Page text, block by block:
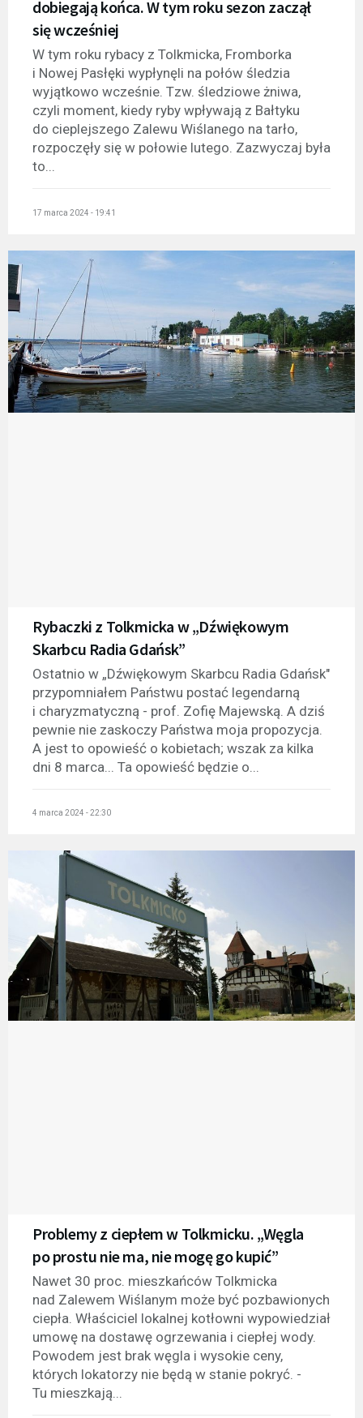
dobiegają końca. W tym roku sezon zaczął
się wcześniej
W tym roku rybacy z Tolkmicka, Fromborka
i Nowej Pasłęki wypłynęli na połów śledzia
wyjątkowo wcześnie. Tzw. śledziowe żniwa,
czyli moment, kiedy ryby wpływają z Bałtyku
do cieplejszego Zalewu Wiślanego na tarło,
rozpoczęły się w połowie lutego. Zazwyczaj była
to...
17 marca 2024 - 19:41
Rybaczki z Tolkmicka w „Dźwiękowym
Skarbcu Radia Gdańsk”
Ostatnio w „Dźwiękowym Skarbcu Radia Gdańsk"
przypomniałem Państwu postać legendarną
i charyzmatyczną - prof. Zofię Majewską. A dziś
pewnie nie zaskoczy Państwa moja propozycja.
A jest to opowieść o kobietach; wszak za kilka
dni 8 marca... Ta opowieść będzie o...
4 marca 2024 - 22:30
Problemy z ciepłem w Tolkmicku. „Węgla
po prostu nie ma, nie mogę go kupić”
Nawet 30 proc. mieszkańców Tolkmicka
nad Zalewem Wiślanym może być pozbawionych
ciepła. Właściciel lokalnej kotłowni wypowiedział
umowę na dostawę ogrzewania i ciepłej wody.
Powodem jest brak węgla i wysokie ceny,
których lokatorzy nie będą w stanie pokryć. -
Tu mieszkają...